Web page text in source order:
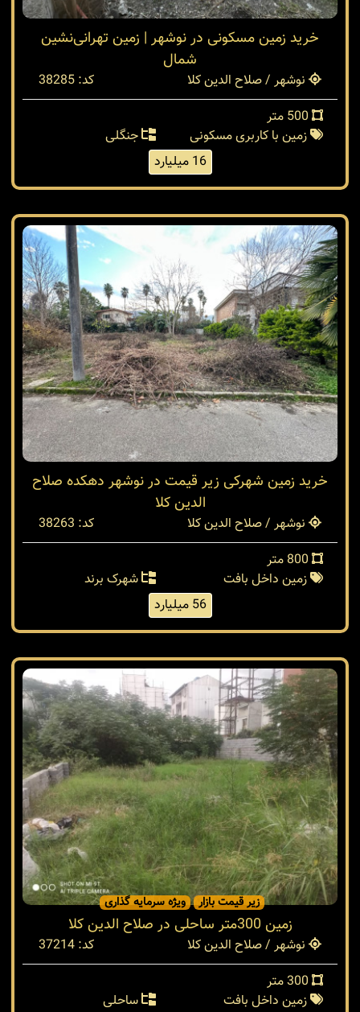
خرید زمین مسکونی در نوشهر | زمین تهرانی‌نشین
شمال
نوشهر / صلاح الدین کلا
کد: 38285
زمین با کاربری مسکونی
جنگلی
16 میلیارد
خرید زمین شهرکی زیر قیمت در نوشهر دهکده صلاح
الدین کلا
نوشهر / صلاح الدین کلا
کد: 38263
زمین داخل بافت
شهرک برند
56 میلیارد
زیر قیمت بازار ویژه سرمایه گذاری
زمین 300متر ساحلی در صلاح الدین کلا
نوشهر / صلاح الدین کلا
کد: 37214
زمین داخل بافت
ساحلی